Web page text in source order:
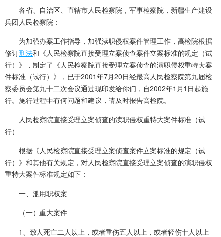
各省、自治区、直辖市人民检察院，军事检察院，新疆生产建设
兵团人民检察院：
为加强办案工作指导，加强渎职侵权案件管理工作，高检院根据
修订刑法和《人民检察院直接受理立案侦查案件立案标准的规定（试
行）》，制定了《人民检察院直接受理立案侦查的演职侵权重特大案
件标准（试行）》，已于2001年7月20日经最高人民检察院第九届检
察委员会第九十二次会议通过现印发给你们，自2002年1月1日起施
行。施行过程中有何问题和建议，请及时报告高检院。
人民检察院直接受理立案侦查的渎职侵权重特大案件标准（试
行）
根据《人民检察院直接受理立案侦查案件立案标准的规定（试
行）》和其他有关规定，对人民检察院直接受理立案侦查的演职侵权
重特大案件标准规定如下：
一、滥用职权案
（一）重大案件
1、致人死亡二人以上，或者重伤五人以上，或者轻伤十人以上